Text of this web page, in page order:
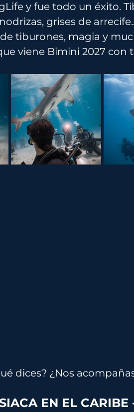
y fue todo un éxito.
grises de
tiburones, magia y
viene Bimini 2027 con
dices? ¿ Nos
EN EL